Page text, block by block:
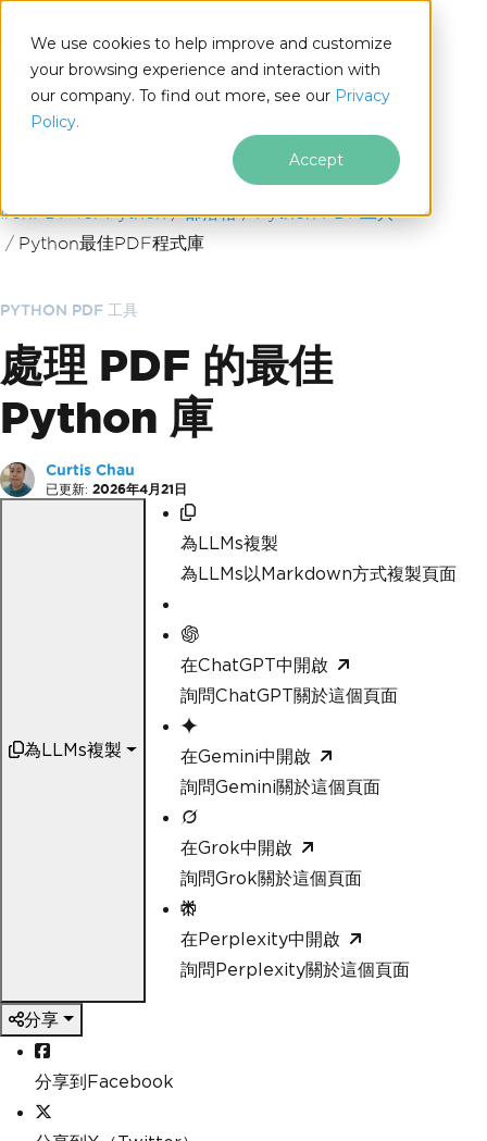
We use cookies to help improve and customize
your browsing experience and interaction with
our company. To find out more, see our Privacy
Policy.
Accept
Python
跳至頁尾內容
IronPDF for Python 部落格
Python PDF工具
Python最佳PDF程式庫
PYTHON PDF 工具
處理 PDF 的最佳
Python 庫
Curtis Chau
已更新: 2026年4月21日
為LLMs複製
為LLMs複製
為LLMs以Markdown方式複製頁面
在ChatGPT中開啟
詢問ChatGPT關於這個頁面
在Gemini中開啟
詢問Gemini關於這個頁面
在Grok中開啟
詢問Grok關於這個頁面
在Perplexity中開啟
詢問Perplexity關於這個頁面
分享
分享到Facebook